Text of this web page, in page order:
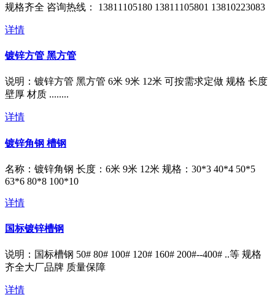
规格齐全 咨询热线： 13811105180 13811105801 13810223083
详情
镀锌方管 黑方管
说明：镀锌方管 黑方管 6米 9米 12米 可按需求定做 规格 长度
壁厚 材质 ........
详情
镀锌角钢 槽钢
名称：镀锌角钢 长度：6米 9米 12米 规格：30*3 40*4 50*5
63*6 80*8 100*10
详情
国标镀锌槽钢
说明：国标槽钢 50# 80# 100# 120# 160# 200#--400# ..等 规格
齐全大厂品牌 质量保障
详情